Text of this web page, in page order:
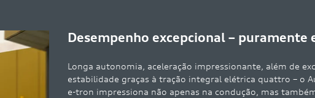
Desempenho excepcional – puramente
Longa autonomia, aceleração impressionante, além de
estabilidade graças à tração integral elétrica quattro – o
e-tron impressiona não apenas na condução, mas